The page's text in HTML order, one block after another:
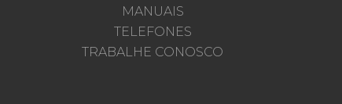
MANUAIS
TELEFONES
TRABALHE CONOSCO